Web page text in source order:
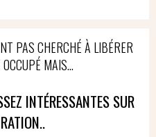
PAS CHERCHÉ À LIBÉRER
MAIS...
INTÉRESSANTES SUR